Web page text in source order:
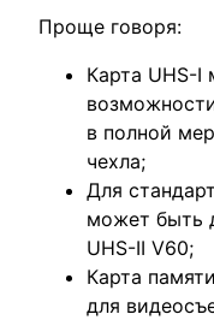
Проще говоря:
Карта UHS-I
в полной
чехла;
Для
может быть
UHS-II V60;
Карта
для